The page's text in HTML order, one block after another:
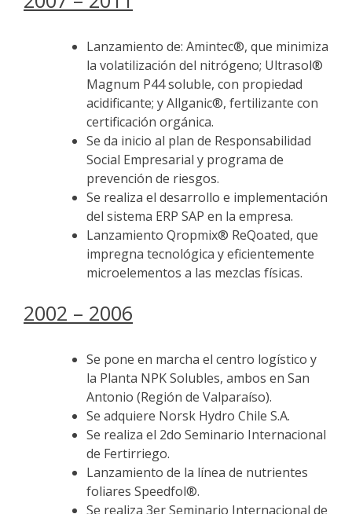
Lanzamiento de: Amintec®, que minimiza
la volatilización del nitrógeno; Ultrasol®
Magnum P44 soluble, con propiedad
acidificante; y Allganic®, fertilizante con
certificación orgánica.
Se da inicio al plan de Responsabilidad
Social Empresarial y programa de
prevención de riesgos.
Se realiza el desarrollo e implementación
del sistema ERP SAP en la empresa.
Lanzamiento Qropmix® ReQoated, que
impregna tecnológica y eficientemente
microelementos a las mezclas físicas.
2002 – 2006
Se pone en marcha el centro logístico y
la Planta NPK Solubles, ambos en San
Antonio (Región de Valparaíso).
Se adquiere Norsk Hydro Chile S.A.
Se realiza el 2do Seminario Internacional
de Fertirriego.
Lanzamiento de la línea de nutrientes
foliares Speedfol®.
Se realiza 3er Seminario Internacional de